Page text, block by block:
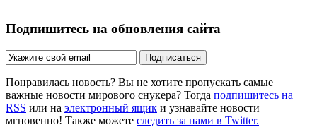
Подпишитесь на обновления сайта
Подписаться
Понравилась новость? Вы не хотите пропускать самые
важные новости мирового снукера? Тогда подпишитесь на
RSS или на электронный ящик и узнавайте новости
мгновенно! Также можете следить за нами в Twitter.